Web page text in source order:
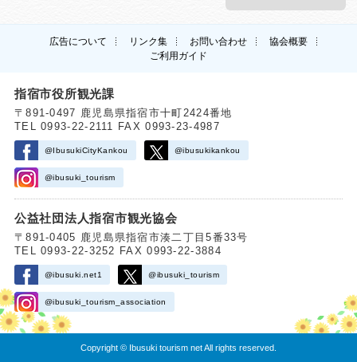
広告について リンク集 お問い合わせ
協会概要
ご利用ガイド
指宿市役所観光課
〒891-0497 鹿児島県指宿市十町2424番地
TEL 0993-22-2111 FAX 0993-23-4987
@IbusukiCityKankou @ibusukikankou
@ibusuki_tourism
公益社団法人指宿市観光協会
〒891-0405 鹿児島県指宿市湊二丁目5番33号
TEL 0993-22-3252 FAX 0993-22-3884
@ibusuki.net1 @ibusuki_tourism
@ibusuki_tourism_association
Copyright © Ibusuki tourism net All rights reserved.